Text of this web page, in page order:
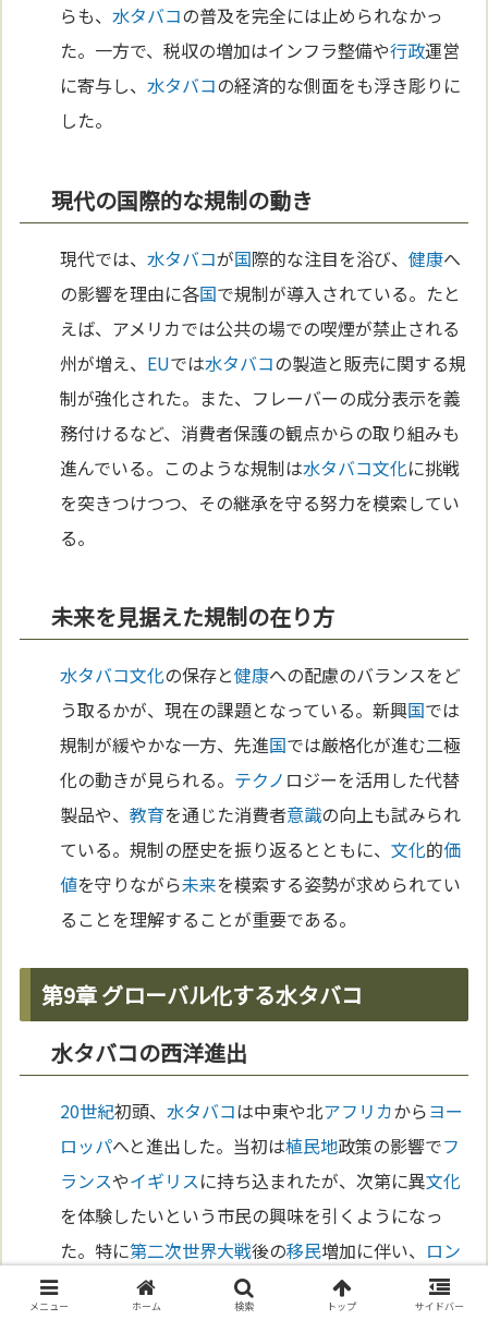
らも、水タバコの普及を完全には止められなかっ
た。一方で、税収の増加はインフラ整備や行政運営
に寄与し、水タバコの経済的な側面をも浮き彫りに
した。
現代の国際的な規制の動き
現代では、水タバコが国際的な注目を浴び、健康へ
の影響を理由に各国で規制が導入されている。たと
えば、アメリカでは公共の場での喫煙が禁止される
州が増え、 EUでは水タバコの製造と販売に関する規
制が強化された。また、フレーバーの成分表示を義
務付けるなど、消費者保護の観点からの取り組みも
進んでいる。このような規制は水タバコ文化に挑戦
を突きつけつつ、その継承を守る努力を模索してい
る。
未来を見据えた規制の在り方
水タバコ文化の保存と健康への配慮のバランスをど
う取るかが、現在の課題となっている。新興国では
規制が緩やかな一方、先進国では厳格化が進む二極
化の動きが見られる。 テクノ ロジーを活用した代替
製品や、教育を通じた消費者意識の向上も試みられ
ている。規制の歴史を振り返るとともに、文化的価
値を守りながら未来を模索する姿勢が求められてい
ることを理解することが重要である。
第9章 グローバル化する水タバコ
水タバコの西洋進出
20世紀初頭、水タバコは中東や北アフリカからヨー
ロッパへと進出した。当初は植民地政策の影響でフ
ランスやイギリスに持ち込まれたが、次第に異文化
を体験したいという市民の興味を引くようになっ
た。特に第二次世界大戦後の移民増加に伴い、 ロン
パリには 水タバコ
が出現し、地元の若
メニュー ホーム 検索 トップ サイドバー